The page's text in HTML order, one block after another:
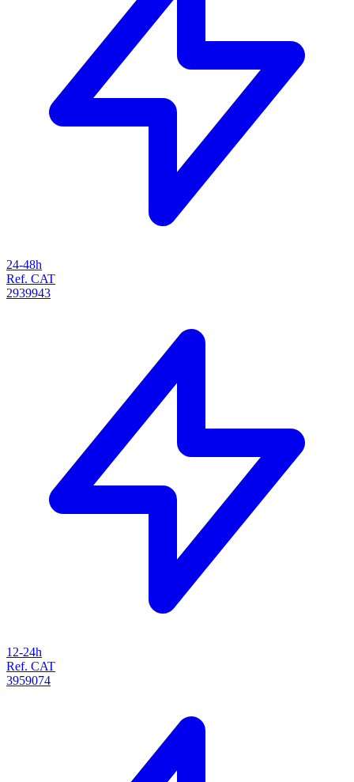
24-48h
Ref. CAT
2939943
12-24h
Ref. CAT
3959074